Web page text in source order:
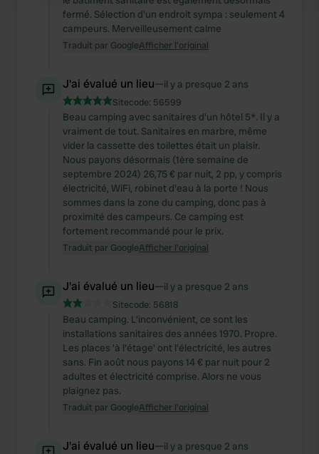
and set your preferences in thedetails section.
We use cookies to personalise content and ads, to
our social media, advertising and analytics partners who
may combine it with other information that you’ve
provided to them or that they’ve collected from your use
of their services.
fermé. Sélection d'un endroit sympa : seulement 4
campeurs. Merveilleusement calme
Traduit par GoogleAfficher l'original
J'ai évalué un lieu—il y a presque 2 ans
Sitecode: 56599
Beau camping avec sanitaires d'un hôtel 5*. Il y a
vraiment de tout. Sanitaires en marbre, même
vider la cassette des toilettes était un plaisir.
Nous payons désormais (1ère semaine de
septembre 2024) 26,75 € par nuit, 2 pp, y compris
électricité, WiFi, robinet d'eau à la porte ! Nous
sommes dans la zone du camping, donc pas à
proximité des campeurs. Ce camping est
fortement recommandé pour le prix.
Traduit par GoogleAfficher l'original
J'ai évalué un lieu—il y a presque 2 ans
Sitecode: 56818
Beau camping. L'inconvénient, ce sont les
installations sanitaires des années 1970. Propre.
Les places 'à l'étage' ont l'électricité, les autres
sans. Fin août nous payons 14 € par nuit pour 2
adultes et électricité comprise. Alors ne vous
plaignez pas.
Traduit par GoogleAfficher l'original
J'ai évalué un lieu—il y a presque 2 ans